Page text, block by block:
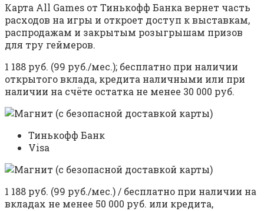
Карта All Games от Тинькофф Банка вернет часть
расходов на игры и откроет доступ к выставкам,
распродажам и закрытым розыгрышам призов
для тру геймеров.
1 188 руб. (99 руб./мес.); бесплатно при наличии
открытого вклада, кредита наличными или при
наличии на счёте остатка не менее 30 000 руб.
Тинькофф Банк
Visa
1 188 руб. (99 руб./мес.) / бесплатно при наличии на
вкладах не менее 50 000 руб. или кредита,